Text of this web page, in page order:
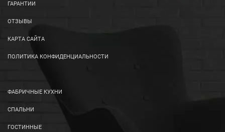
ГАРАНТИИ
ОТЗЫВЫ
КАРТА САЙТА
ПОЛИТИКА КОНФИДЕНЦИАЛЬНОСТИ
ФАБРИЧНЫЕ КУХНИ
СПАЛЬНИ
ГОСТИННЫЕ